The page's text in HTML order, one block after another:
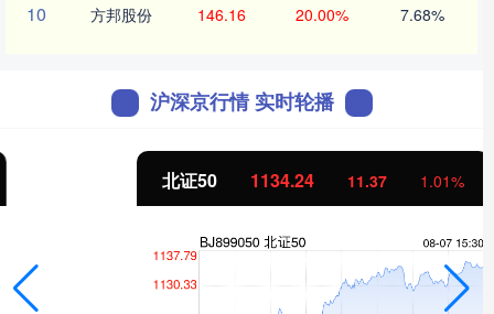
10 方邦股份 146.16 20.00% 7.68%
沪深京行情 实时轮播
1134.24 11.37 1.01%